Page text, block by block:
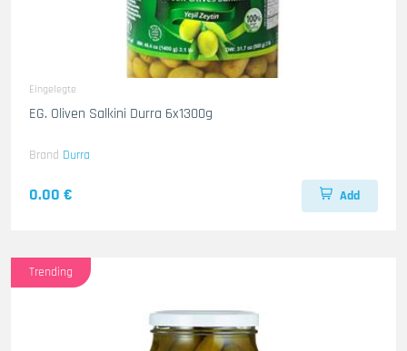
Eingelegte
EG. Oliven Salkini Durra 6x1300g
Brand Durra
0.00 € Add
Trending